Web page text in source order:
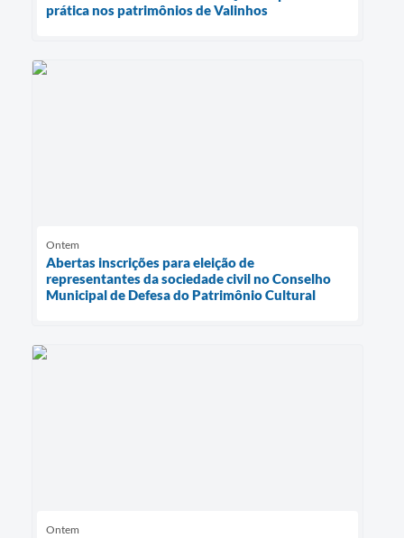
prática nos patrimônios de Valinhos
Ontem
Abertas inscrições para eleição de
representantes da sociedade civil no Conselho
Municipal de Defesa do Patrimônio Cultural
Ontem